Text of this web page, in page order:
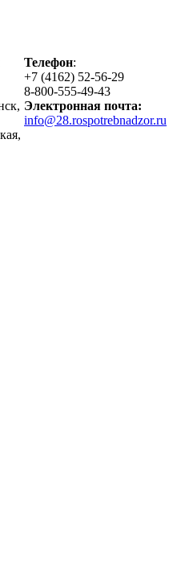
Телефон:
+7 (4162) 52-56-29
8-800-555-49-43
Электронная почта:
info@28.rospotrebnadzor.ru